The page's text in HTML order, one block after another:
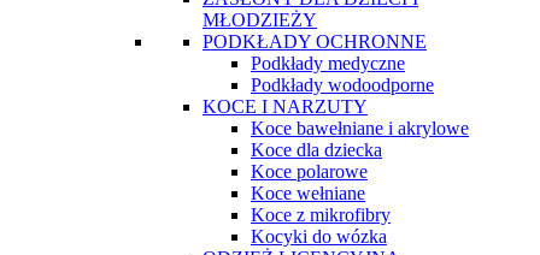
MŁODZIEŻY
PODKŁADY OCHRONNE
Podkłady medyczne
Podkłady wodoodporne
KOCE I NARZUTY
Koce bawełniane i akrylowe
Koce dla dziecka
Koce polarowe
Koce wełniane
Koce z mikrofibry
Kocyki do wózka